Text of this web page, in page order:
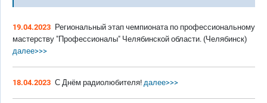
19.04.2023 Региональный этап чемпионата по профессиональному
мастерству "Профессионалы" Челябинской области. (Челябинск)
далее>>>
18.04.2023 С Днём радиолюбителя! далее>>>